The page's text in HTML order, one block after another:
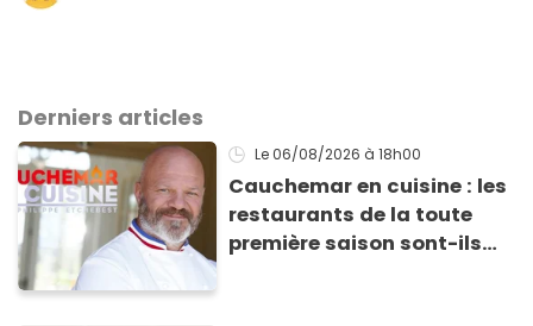
Derniers articles
Le 06/08/2026 à 18h00
Cauchemar en cuisine : les
restaurants de la toute
première saison sont-ils